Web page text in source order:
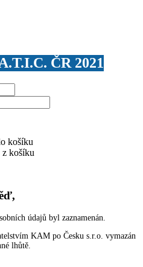
ČR 2021
košíku
z košíku
údajů byl zaznamenán.
KAM po Česku s.r.o. vymazán
lhůtě.